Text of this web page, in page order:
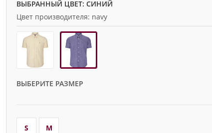
ВЫБРАННЫЙ ЦВЕТ: СИНИЙ
Цвет производителя: navy
ВЫБЕРИТЕ РАЗМЕР
S M